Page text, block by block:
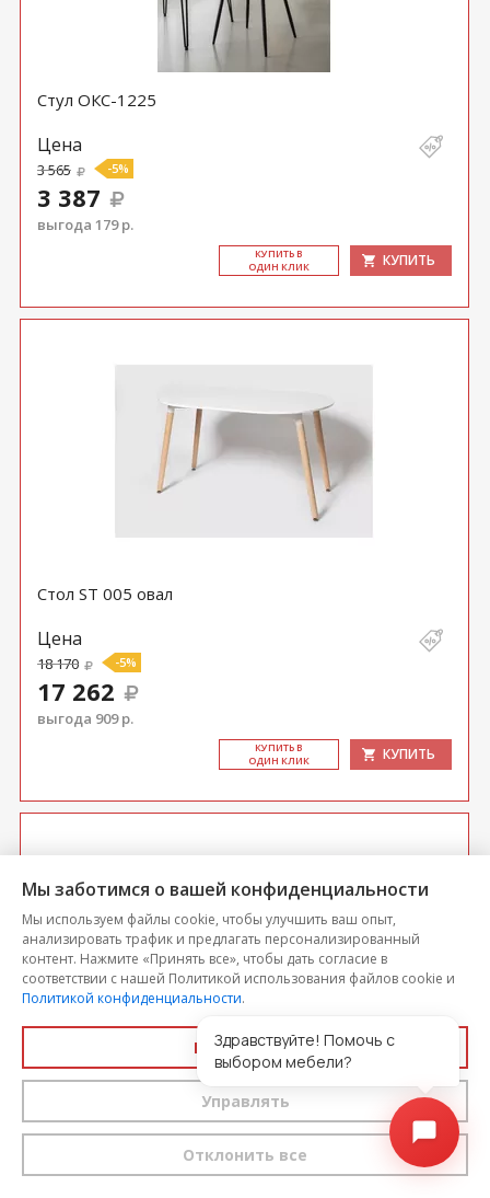
Cтул ОКС-1225
Цена
3 565 -5%
3 387
выгода 179 р.
КУ­ПИТЬ В
ОДИН КЛИК
КУПИТЬ
Стол ST 005 овал
Цена
18 170 -5%
17 262
выгода 909 р.
КУ­ПИТЬ В
ОДИН КЛИК
КУПИТЬ
Стол кухонный TBA 315
Цена
8 631
Мы заботимся о вашей конфиденциальности
Мы используем файлы cookie, чтобы улучшить ваш опыт,
анализировать трафик и предлагать персонализированный
контент. Нажмите «Принять все», чтобы дать согласие в
соответствии с нашей Политикой использования файлов cookie и
Политикой конфиденциальности.
Принять все
Управлять
Отклонить все
Здравствуйте! Помочь с
выбором мебели?